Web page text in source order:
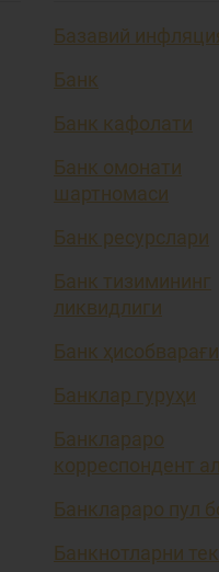
Базавий
Банк
Банк кафолати
Банк омонати
шартномаси
Банк ресурслари
Банк тизимининг
ликвидлиги
Банк ҳисобварағи
Банклар гуруҳи
Банклараро
корреспондент
Банклараро пул
Банкнотларни